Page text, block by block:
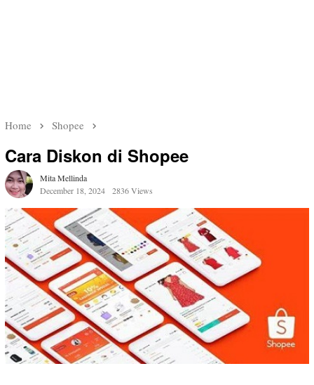
Home Shopee
Cara Diskon di Shopee
Mita Mellinda
December 18, 2024
2836 Views